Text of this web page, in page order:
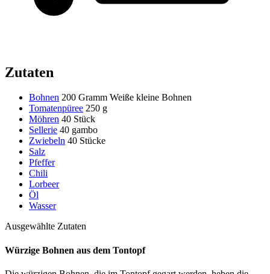
Zutaten
Bohnen 200 Gramm Weiße kleine Bohnen
Tomatenpüree 250 g
Möhren 40 Stück
Sellerie 40 gambo
Zwiebeln 40 Stücke
Salz
Pfeffer
Chili
Lorbeer
Öl
Wasser
Ausgewählte Zutaten
Würzige Bohnen aus dem Tontopf